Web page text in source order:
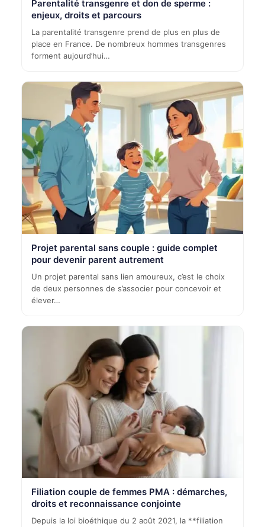
Parentalité transgenre et don de sperme :
enjeux, droits et parcours
La parentalité transgenre prend de plus en plus de
place en France. De nombreux hommes transgenres
forment aujourd’hui…
Projet parental sans couple : guide complet
pour devenir parent autrement
Un projet parental sans lien amoureux, c’est le choix
de deux personnes de s’associer pour concevoir et
élever…
Filiation couple de femmes PMA : démarches,
droits et reconnaissance conjointe
Depuis la loi bioéthique du 2 août 2021, la **filiation